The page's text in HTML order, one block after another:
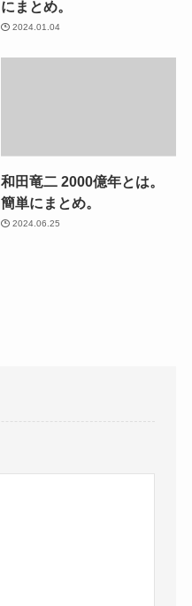
にまとめ。
2024.01.04
和田竜二 2000億年とは。
簡単にまとめ。
2024.06.25